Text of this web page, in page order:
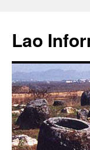
contenu
Lao